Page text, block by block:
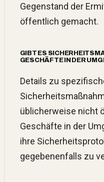
Gegenstand der
öffentlich gemacht.
GIBT ES
ESCHÄFTE IN DER
Details zu spezifischen
üblicherweise nicht
Geschäfte in der
ihre
gegebenenfalls zu